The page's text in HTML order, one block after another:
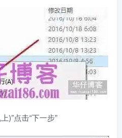
)”点击“下一步”